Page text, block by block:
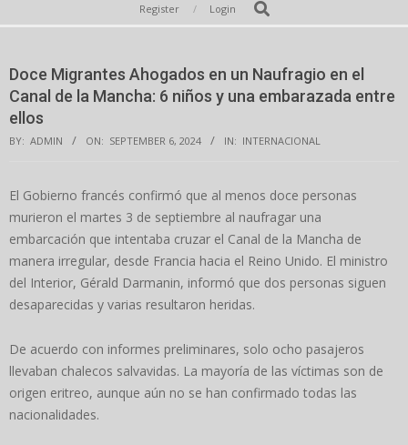
Navigation
Register Login Search
Doce Migrantes Ahogados en un Naufragio en el
Canal de la Mancha: 6 niños y una embarazada entre
ellos
BY: ADMIN ON: SEPTEMBER 6, 2024 IN: INTERNACIONAL
El Gobierno francés confirmó que al menos doce personas
murieron el martes 3 de septiembre al naufragar una
embarcación que intentaba cruzar el Canal de la Mancha de
manera irregular, desde Francia hacia el Reino Unido. El ministro
del Interior, Gérald Darmanin, informó que dos personas siguen
desaparecidas y varias resultaron heridas.
De acuerdo con informes preliminares, solo ocho pasajeros
llevaban chalecos salvavidas. La mayoría de las víctimas son de
origen eritreo, aunque aún no se han confirmado todas las
nacionalidades.